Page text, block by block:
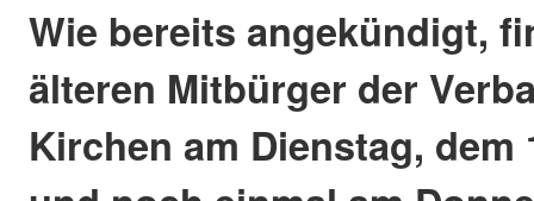
Wie bereits angekündigt,
älteren Mitbürger der
Kirchen am Dienstag, dem